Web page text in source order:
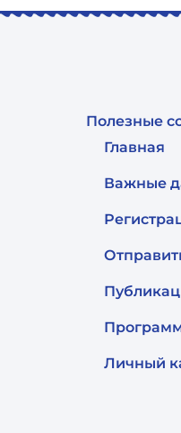
Полезные
Главная
Важные
Личный